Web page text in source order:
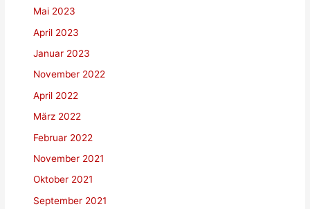
Mai 2023
April 2023
Januar 2023
November 2022
April 2022
März 2022
Februar 2022
November 2021
Oktober 2021
September 2021